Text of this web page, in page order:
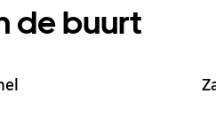
de buurt